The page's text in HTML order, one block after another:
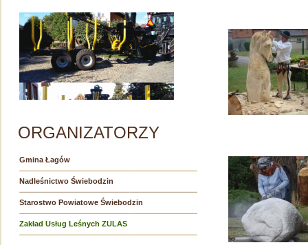
ORGANIZATORZY
Gmina Łagów
Nadleśnictwo Świebodzin
Starostwo Powiatowe Świebodzin
Zakład Usług Leśnych ZULAS